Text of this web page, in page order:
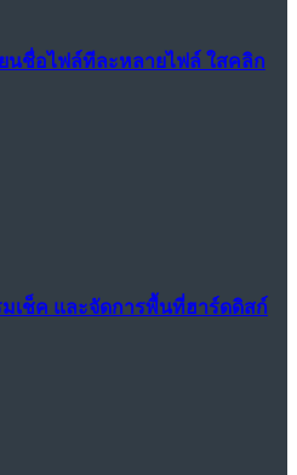
ยนชื่อไฟล์ทีละหลายไฟล์ ใสคลิก
มเช็ค และจัดการพื้นที่ฮาร์ดดิสก์